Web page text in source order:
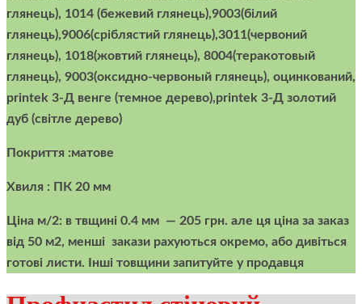
глянець), 1014 (бежевий глянець),9003(білий
глянець),9006(сріблястий глянець),3011(червоний
глянець), 1018(жовтий глянець), 8004(теракотовый
глянець), 9003(оксидно-червоный глянець), оцинкований,
printek 3-Д венге (темное дерево),printek 3-Д золотий
дуб (світле дерево)
Покриття :матове
Хвиля : ПК 20 мм
Ціна м/2: в твщині 0.4 мм — 205 грн. але ця ціна за заказ
від 50 м2, менші закази рахуються окремо, або дивіться
готові листи. Інші товщини запитуйте у продавця